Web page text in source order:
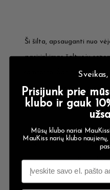
Ši šilta, apsauganti nuo
pasirinkimas šaltuoju
komfortą. Šoninius
arba po smakru, taip
ir
Stilius:
Prisijunk prie
klubo ir gauk
Mūsų klubo nariai
MauKiss narių klubo